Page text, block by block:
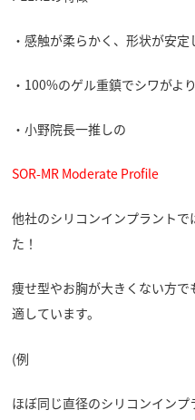
・感触が柔らかく、形状が安定
・100%のゲル重鎮でシワがよ
・小野院長一推しの
SOR-MR Moderate Profile
他社のシリコンインプラント
た！
痩せ型やお胸が大きくない方
適しています。
(例
ほぼ同じ直径のシリコンイン